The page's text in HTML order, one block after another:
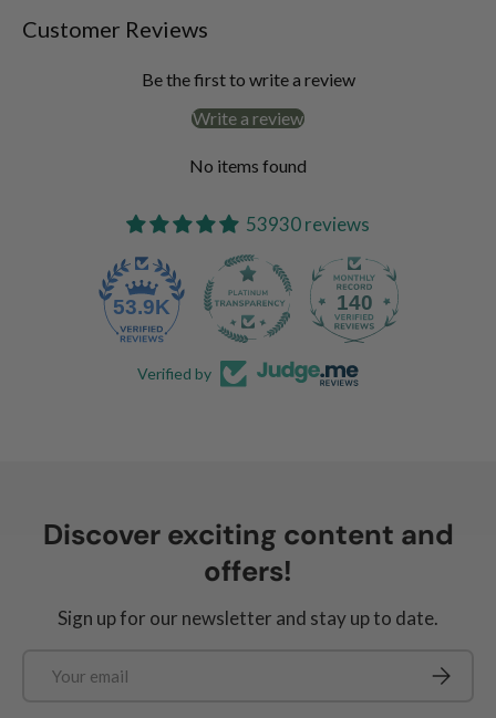
Customer Reviews
Be the first to write a review
Write a review
No items found
53930 reviews
53.9K 140
Verified by
Discover exciting content and
offers!
Sign up for our newsletter and stay up to date.